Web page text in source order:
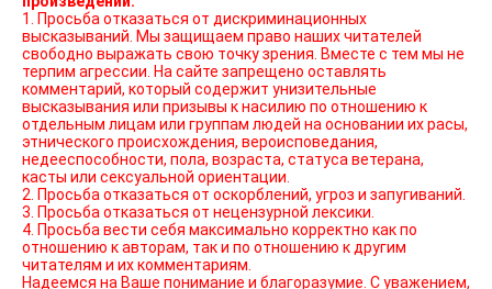
1. Просьба отказаться от дискриминационных
высказываний. Мы защищаем право наших читателей
свободно выражать свою точку зрения. Вместе с тем мы не
терпим агрессии. На сайте запрещено оставлять
комментарий, который содержит унизительные
высказывания или призывы к насилию по отношению к
отдельным лицам или группам людей на основании их расы,
этнического происхождения, вероисповедания,
недееспособности, пола, возраста, статуса ветерана,
касты или сексуальной ориентации.
2. Просьба отказаться от оскорблений, угроз и запугиваний.
3. Просьба отказаться от нецензурной лексики.
4. Просьба вести себя максимально корректно как по
отношению к авторам, так и по отношению к другим
читателям и их комментариям.
Надеемся на Ваше понимание и благоразумие. С уважением,